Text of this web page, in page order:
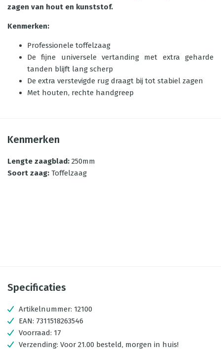
zagen van hout en kunststof.
Kenmerken:
Professionele toffelzaag
De fijne universele vertanding met extra geharde
tanden blijft lang scherp
De extra verstevigde rug draagt bij tot stabiel zagen
Met houten, rechte handgreep
Kenmerken
Lengte zaagblad: 250mm
Soort zaag: Toffelzaag
Specificaties
Artikelnummer: 12100
EAN: 7311518263546
Voorraad: 17
Verzending: Voor 21.00 besteld, morgen in huis!